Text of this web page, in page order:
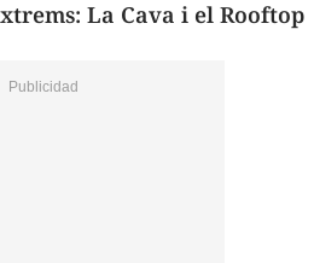
La Cava i el Rooftop